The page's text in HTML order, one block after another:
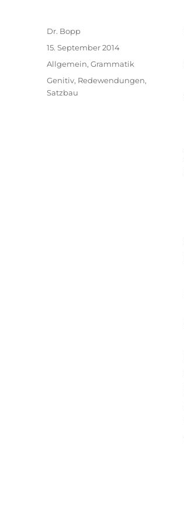
Autor
Dr. Bopp
Veröffentlicht
am
15. September 2014
Kategorien
Allgemein,Grammatik
Schlagwörter
Genitiv, Redewendungen,
Satzbau